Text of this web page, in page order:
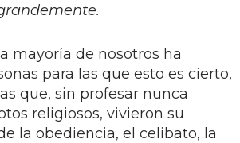
mayoría de nosotros ha
para las que esto es cierto,
que, sin profesar nunca
religiosos, vivieron su
la obediencia, el celibato, la